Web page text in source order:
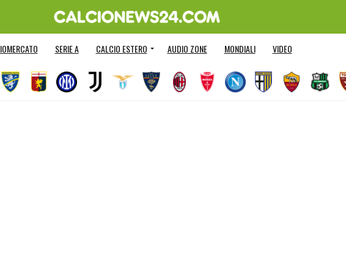
SERIE A CALCIO ESTERO AUDIO ZONE MONDIALI VIDEO